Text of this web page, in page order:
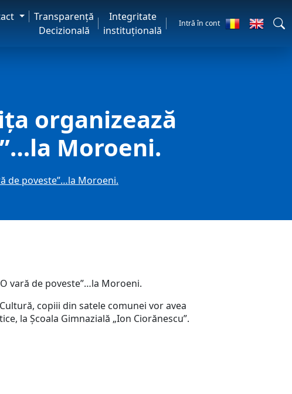
Transparență
Decizională
Integritate
instituțională
Intră în cont
organizează
Moroeni.
de poveste”…la Moroeni.
vară de poveste”…la Moroeni.
copiii din satele comunei vor avea
la Școala Gimnazială „Ion Ciorănescu”.